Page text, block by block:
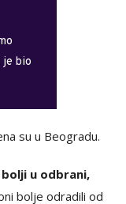
je bio
su u Beogradu.
u odbrani,
bolje odradili od